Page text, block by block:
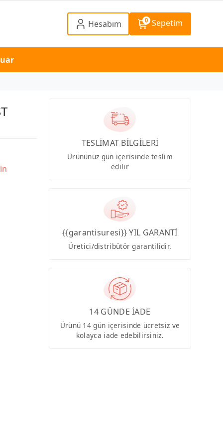
Hesabım 0 Sepetim
TESLİMAT BİLGİLERİ
Ürününüz gün içerisinde teslim
edilir
{{garantisuresi}} YIL GARANTİ
Üretici/distribütör garantilidir.
14 GÜNDE İADE
Ürünü 14 gün içerisinde ücretsiz ve
kolayca iade edebilirsiniz.